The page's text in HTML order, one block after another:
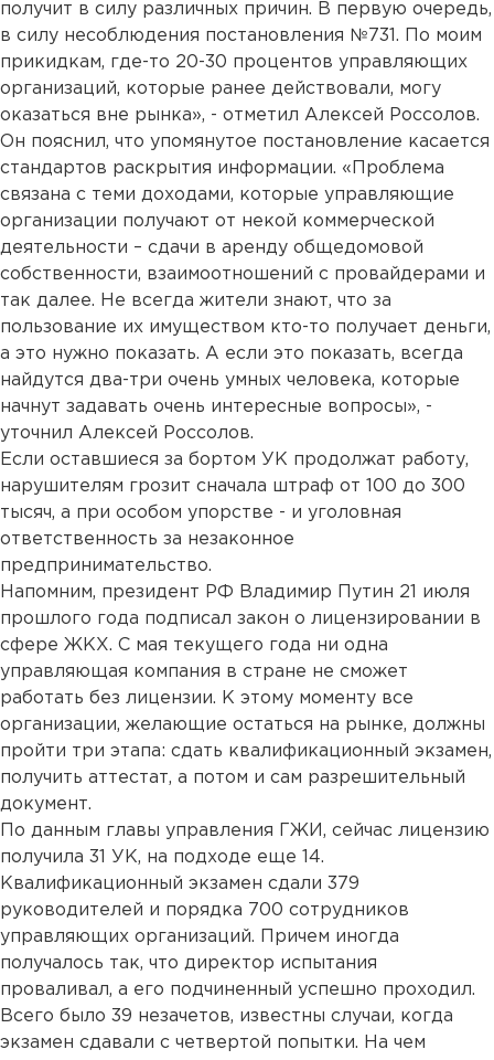
получит в силу различных причин. В первую очередь,
в силу несоблюдения постановления №731. По моим
прикидкам, где-то 20-30 процентов управляющих
организаций, которые ранее действовали, могу
оказаться вне рынка», - отметил Алексей Россолов.
Он пояснил, что упомянутое постановление касается
стандартов раскрытия информации. «Проблема
связана с теми доходами, которые управляющие
организации получают от некой коммерческой
деятельности – сдачи в аренду общедомовой
собственности, взаимоотношений с провайдерами и
так далее. Не всегда жители знают, что за
пользование их имуществом кто-то получает деньги,
а это нужно показать. А если это показать, всегда
найдутся два-три очень умных человека, которые
начнут задавать очень интересные вопросы», -
уточнил Алексей Россолов.
Если оставшиеся за бортом УК продолжат работу,
нарушителям грозит сначала штраф от 100 до 300
тысяч, а при особом упорстве - и уголовная
ответственность за незаконное
предпринимательство.
Напомним, президент РФ Владимир Путин 21 июля
прошлого года подписал закон о лицензировании в
сфере ЖКХ. С мая текущего года ни одна
управляющая компания в стране не сможет
работать без лицензии. К этому моменту все
организации, желающие остаться на рынке, должны
пройти три этапа: сдать квалификационный экзамен,
получить аттестат, а потом и сам разрешительный
документ.
По данным главы управления ГЖИ, сейчас лицензию
получила 31 УК, на подходе еще 14.
Квалификационный экзамен сдали 379
руководителей и порядка 700 сотрудников
управляющих организаций. Причем иногда
получалось так, что директор испытания
проваливал, а его подчиненный успешно проходил.
Всего было 39 незачетов, известны случаи, когда
экзамен сдавали с четвертой попытки. На чем